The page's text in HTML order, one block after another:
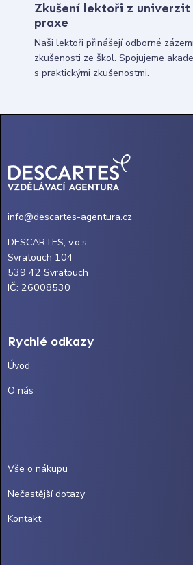
Zkušení lektoři z
praxe
Naši lektoři přinášejí odborné
zkušenosti ze škol. Spojujeme
s praktickými zkušenostmi.
info@descartes-agentura.cz
DESCARTES, v.o.s.
Svratouch 104
539 42 Svratouch
IČ: 26008530
Rychlé odkazy
Úvod
O nás
Vše o nákupu
Nečastější dotazy
Kontakt